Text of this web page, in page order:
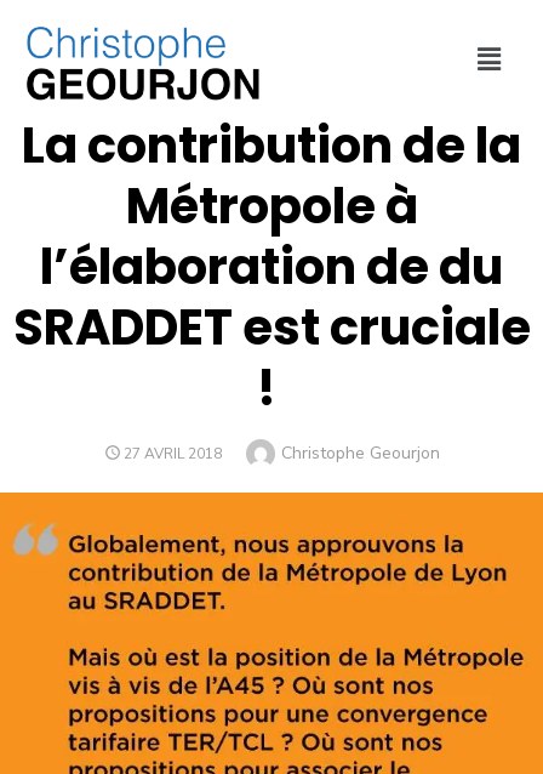
INTERVENTIONS ,MÉTROPOLE DE LYON
La contribution de la
Métropole à
l’élaboration de du
SRADDET est cruciale
!
27 AVRIL 2018 Christophe Geourjon